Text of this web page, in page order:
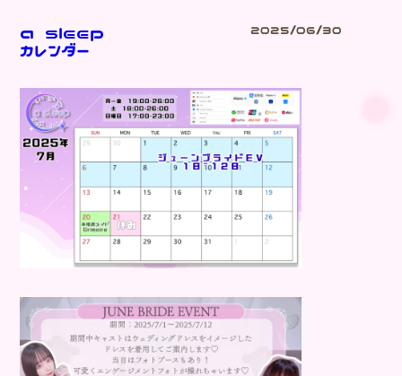
Blog
a sleep
カレンダー
2025/06/30